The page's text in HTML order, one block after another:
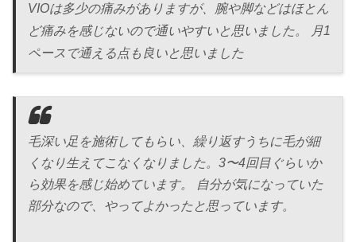
VIOは多少の痛みがありますが、腕や脚などはほとん
ど痛みを感じないので通いやすいと思いました。 月1
ペースで通える点も良いと思いました
毛深い足を施術してもらい、繰り返すうちに毛が細
くなり生えてこなくなりました。3〜4回目ぐらいか
ら効果を感じ始めています。 自分が気になっていた
部分なので、やってよかったと思っています。